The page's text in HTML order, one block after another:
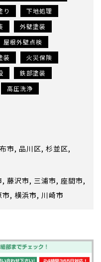
り
下地処理
外壁塗装
屋根外壁点検
装
火災保険
鉄部塗装
高圧洗浄
市 品川区 杉並区
藤沢市 三浦市 座間市
市 横浜市 川崎市